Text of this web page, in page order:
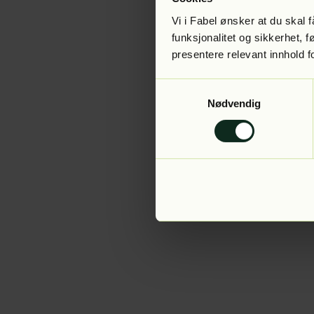
Vi i Fabel ønsker at du skal
funksjonalitet og sikkerhet,
presentere relevant innhold
Nødvendig
Application